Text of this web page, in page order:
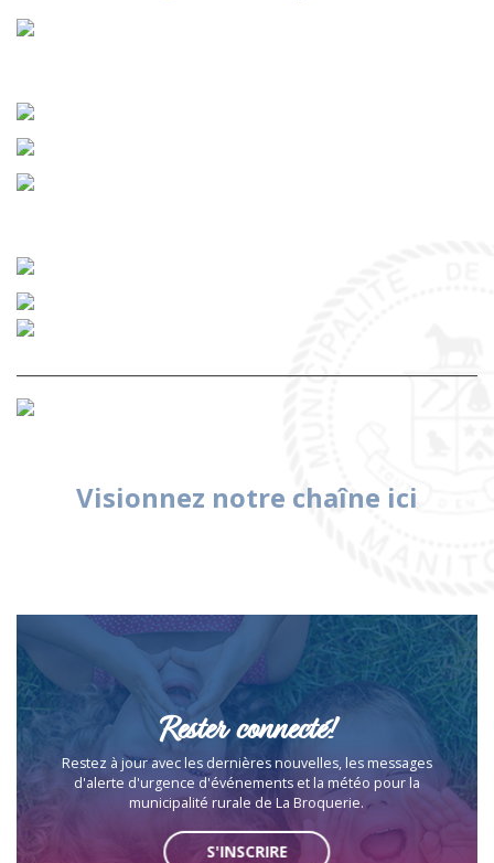
Visionnez notre chaîne ici
Rester connecté!
Restez à jour avec les dernières nouvelles, les messages
d'alerte d'urgence d'événements et la météo pour la
municipalité rurale de La Broquerie.
S'INSCRIRE